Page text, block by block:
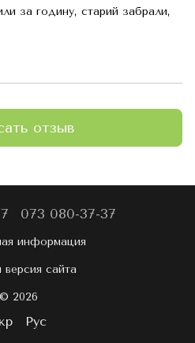
за годину, старий забрали,
отзыв
073 080-37-37
информация
сайта
© 2026
Рус